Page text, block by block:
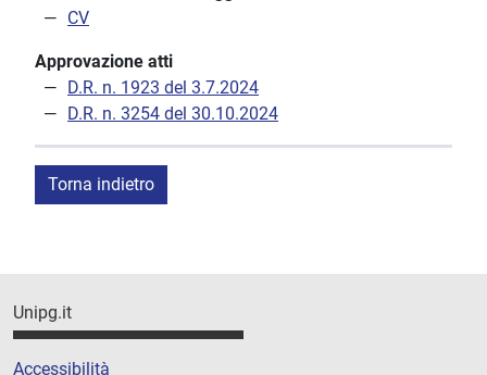
CV
Approvazione atti
D.R. n. 1923 del 3.7.2024
D.R. n. 3254 del 30.10.2024
Torna indietro
Unipg.it
Accessibilità